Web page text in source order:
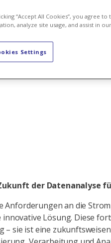
der Datenanalyse
Anforderungen an die
innovative Lösung. Diese
– sie ist eine
“Accept All Cookies”, you agree
analyze site usage, and assist in
Settings